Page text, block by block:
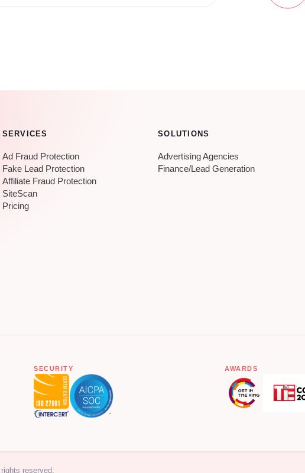
SERVICES
Ad Fraud Protection
Fake Lead Protection
Affiliate Fraud Protection
SiteScan
Pricing
SOLUTIONS
Advertising Agencies
Finance/Lead Generation
SECURITY AWARDS
reserved.